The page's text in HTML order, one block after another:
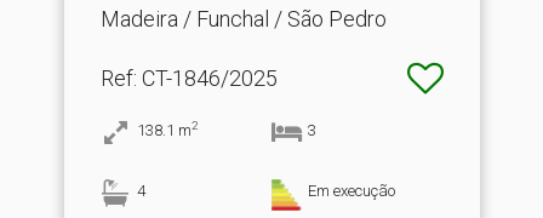
Madeira / Funchal / São Pedro
Ref: CT-1846/2025
138.1 m2 3
4 Em execução